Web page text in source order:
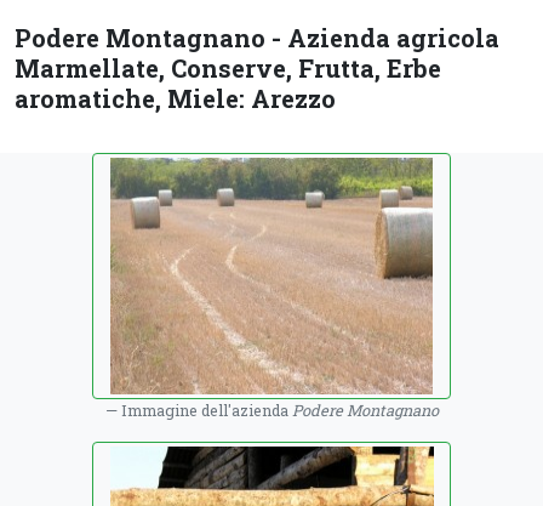
Podere Montagnano - Azienda agricola
Marmellate, Conserve, Frutta, Erbe
aromatiche, Miele: Arezzo
Immagine dell'azienda Podere Montagnano